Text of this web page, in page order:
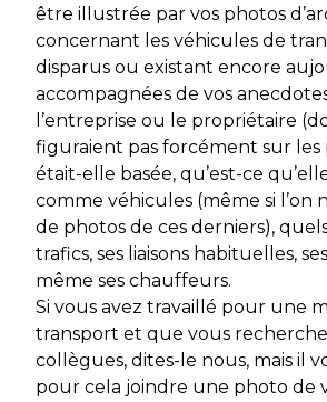
être illustrée par vos photos
concernant les véhicules de
disparus ou existant encore
accompagnées de vos
l’entreprise ou le propriétaire
figuraient pas forcément sur les
était-elle basée, qu’est-ce
comme véhicules (même si l’on
de photos de ces derniers),
trafics, ses liaisons habituelles,
même ses chauffeurs.
Si vous avez travaillé pour une
transport et que vous
collègues, dites-le nous, mais il
pour cela joindre une photo de